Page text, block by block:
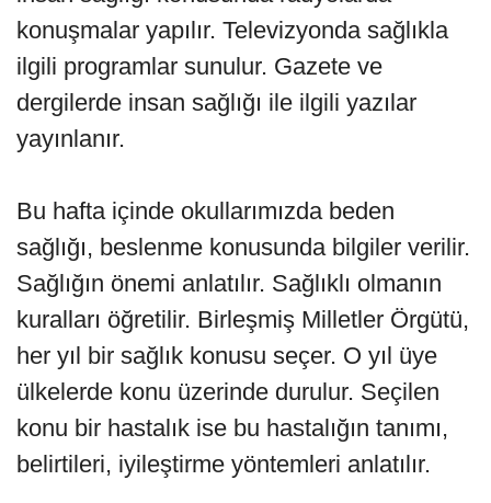
konuşmalar yapılır. Televizyonda sağlıkla
ilgili programlar sunulur. Gazete ve
dergilerde insan sağlığı ile ilgili yazılar
yayınlanır.
Bu hafta içinde okullarımızda beden
sağlığı, beslenme konusunda bilgiler verilir.
Sağlığın önemi anlatılır. Sağlıklı olmanın
kuralları öğretilir. Birleşmiş Milletler Örgütü,
her yıl bir sağlık konusu seçer. O yıl üye
ülkelerde konu üzerinde durulur. Seçilen
konu bir hastalık ise bu hastalığın tanımı,
belirtileri, iyileştirme yöntemleri anlatılır.